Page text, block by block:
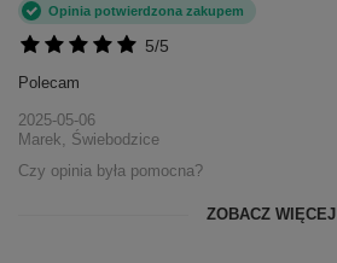
5/5
Opinia potwierdzona zakupem
Polecam
2025-05-06
Marek, Świebodzice
Czy opinia była pomocna?
ZOBACZ WIĘCEJ